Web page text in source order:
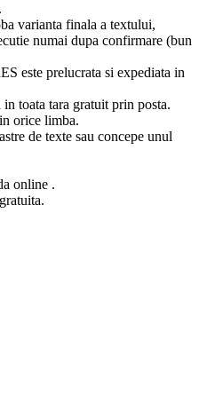
varianta finala a textului,
numai dupa confirmare (bun
este prelucrata si expediata in
toata tara gratuit prin posta.
orice limba.
de texte sau concepe unul
online .